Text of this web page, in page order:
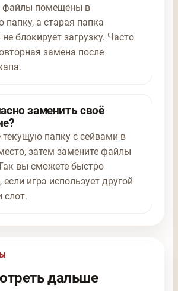
файлы помещены в
папку, а старая папка
блокирует загрузку. Часто
замена после
заменить своё
текущую папку с сейвами в
затем замените файлы
вы сможете быстро
если игра использует другой
слот.
дальше